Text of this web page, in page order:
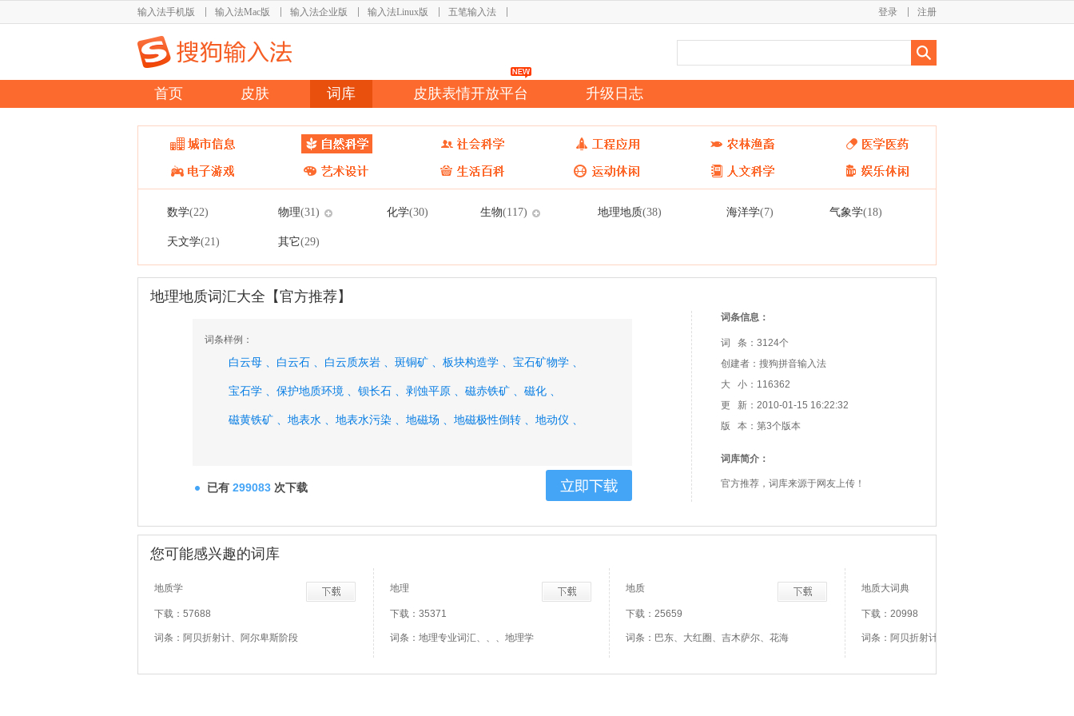
输入法手机版 输入法Mac版 输入法企业版 输入法Linux版 五笔输入法 注册
登录
首页 皮肤 词库 皮肤表情开放平台 升级日志
数学(22) 物理(31) 化学(30) 生物(117) 地理地质(38) 海洋学(7) 气象学(18)
天文学(21) 其它(29)
地理地质词汇大全【官方推荐】
词条样例：
白云母 、 白云石 、 白云质灰岩 、 斑铜矿 、 板块构造学 、 宝石矿物学 、
宝石学 、 保护地质环境 、 钡长石 、 剥蚀平原 、 磁赤铁矿 、 磁化 、
磁黄铁矿 、 地表水 、 地表水污染 、 地磁场 、 地磁极性倒转 、 地动仪 、
地形地物 、
已有 299083 次下载
词条信息：
词 条：3124个
创建者：搜狗拼音输入法
大 小：116362
更 新：2010-01-15 16:22:32
版 本：第3个版本
词库简介：
官方推荐，词库来源于网友上传！
您可能感兴趣的词库
地质学
下载：57688
词条：阿贝折射计、阿尔卑斯阶段
地理
下载：35371
词条：地理专业词汇、、、地理学
地质
下载：25659
词条：巴东、大红圈、吉木萨尔、花海
地质大词典
下载：20998
词条：阿贝折射计、阿布石、阿丁斯克阶